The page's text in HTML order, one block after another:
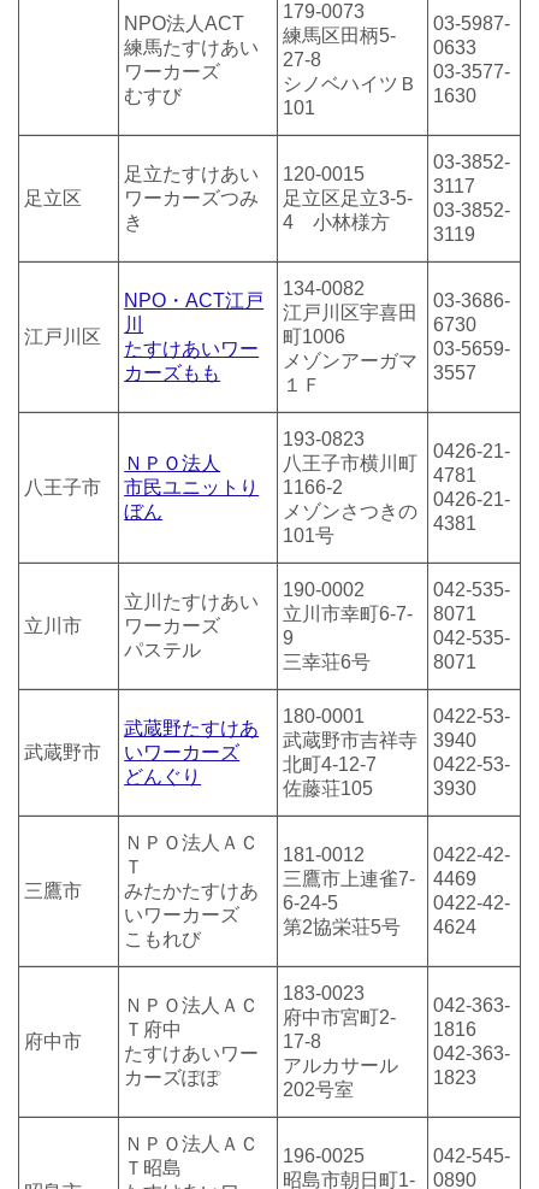
NPO法人ACT
練馬たすけあい
ワーカーズ
むすび
179-0073
練馬区田柄5-
27-8
シノベハイツＢ
101
03-5987-
0633
03-3577-
1630
足立区
足立たすけあい
ワーカーズつみ
き
120-0015
足立区足立3-5-
4 小林様方
03-3852-
3117
03-3852-
3119
江戸川区
NPO・ACT江戸
川
たすけあいワー
カーズもも
134-0082
江戸川区宇喜田
町1006
メゾンアーガマ
１Ｆ
03-3686-
6730
03-5659-
3557
八王子市
ＮＰＯ法人
市民ユニットり
ぼん
193-0823
八王子市横川町
1166-2
メゾンさつきの
101号
0426-21-
4781
0426-21-
4381
立川市
立川たすけあい
ワーカーズ
パステル
190-0002
立川市幸町6-7-
9
三幸荘6号
042-535-
8071
042-535-
8071
武蔵野市
武蔵野たすけあ
いワーカーズ
どんぐり
180-0001
武蔵野市吉祥寺
北町4-12-7
佐藤荘105
0422-53-
3940
0422-53-
3930
三鷹市
ＮＰＯ法人ＡＣ
Ｔ
みたかたすけあ
いワーカーズ
こもれび
181-0012
三鷹市上連雀7-
6-24-5
第2協栄荘5号
0422-42-
4469
0422-42-
4624
府中市
ＮＰＯ法人ＡＣ
Ｔ府中
たすけあいワー
カーズぽぽ
183-0023
府中市宮町2-
17-8
アルカサール
202号室
042-363-
1816
042-363-
1823
ＮＰＯ法人ＡＣ
Ｔ昭島
196-0025
昭島市朝日町1-
042-545-
0890